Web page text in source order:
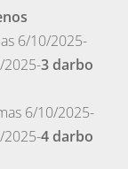
6/10/2025-
2025-3 darbo
6/10/2025-
2025-4 darbo